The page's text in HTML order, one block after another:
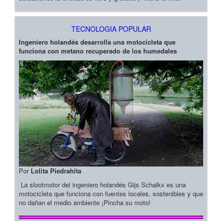
TECNOLOGIA POPULAR
Ingeniero holandés desarrolla una motocicleta que
funciona con metano recuperado de los humedales
Por Lolita Piedrahita
La slootmotor del ingeniero holandés Gijs Schalkx es una
motocicleta que funciona con fuentes locales, sostenibles y que
no dañan el medio ambiente ¡Pincha su moto!